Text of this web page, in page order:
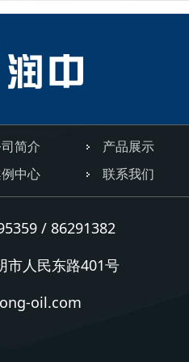
简介
产品展示
中心 联系我们
/ 86291382
市人民东路401号
oil.com